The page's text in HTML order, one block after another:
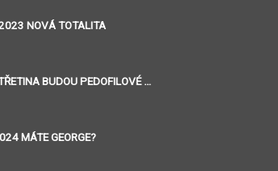
NOVÁ TOTALITA
BUDOU PEDOFILOVÉ …
MÁTE GEORGE?